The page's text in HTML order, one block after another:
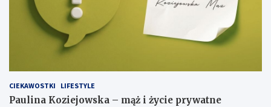
CIEKAWOSTKI LIFESTYLE
Paulina Koziejowska – mąż i życie prywatne